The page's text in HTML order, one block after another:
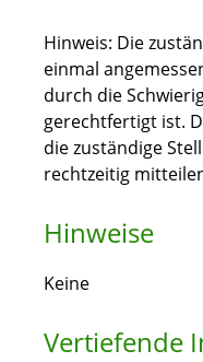
Hinweis: Die
einmal
durch die
gerechtfertigt ist.
die zuständige
rechtzeitig
Hinweise
Keine
Vertiefende